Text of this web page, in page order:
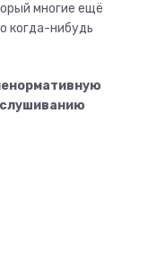
многие ещё
когда-нибудь